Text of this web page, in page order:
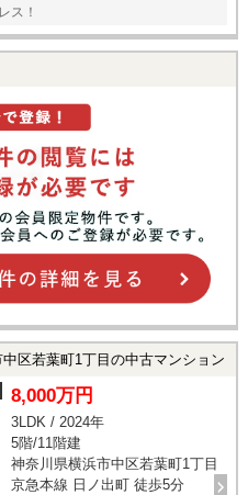
ス！
区若葉町1丁目の中古マンション
8,000万円
3LDK / 2024年
5階/11階建
神奈川県横浜市中区若葉町1丁目
京急本線 日ノ出町 徒歩5分